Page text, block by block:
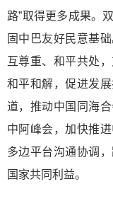
路”取得更多成果。
固中巴友好民意基
互尊重、和平共处
和平和解，促进发
道，推动中国同海
中阿峰会，加快推
多边平台沟通协调
国家共同利益。